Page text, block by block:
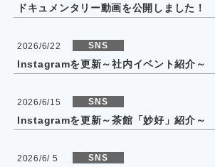
ドキュメンタリー動画を公開しました！
2026/6/22 SNS
Instagramを更新～社内イベント紹介～
2026/6/15 SNS
Instagramを更新～茶館「妙好」紹介～
2026/6/ 5 SNS